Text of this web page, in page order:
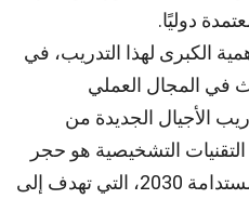
دوليًا.
الكبرى لهذا التدريب، في
في المجال العملي
الأجيال الجديدة من
التشخيصية هو حجر
الزاوية لتحقيق رؤية مصر المستدامة 2030، التي تهدف إلى